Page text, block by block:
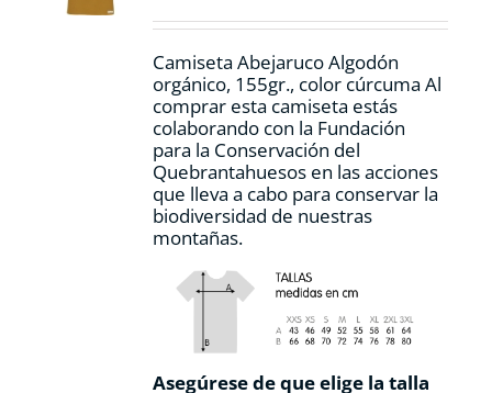
la
de
producto
Camiseta Abejaruco Algodón
orgánico, 155gr., color cúrcuma Al
comprar esta camiseta estás
colaborando con la Fundación
para la Conservación del
Quebrantahuesos en las acciones
que lleva a cabo para conservar la
biodiversidad de nuestras
montañas.
Asegúrese de que elige la talla